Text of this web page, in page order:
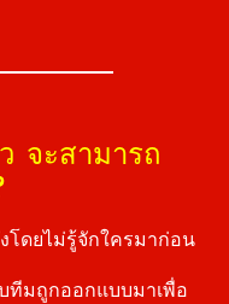
จะสามารถ
โดยไม่รู้จักใครมาก่อน
ทีมถูกออกแบบมาเพื่อ